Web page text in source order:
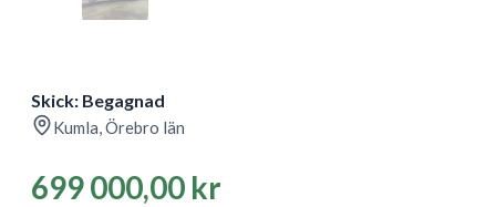
Skick: Begagnad
Kumla, Örebro län
699 000,00 kr